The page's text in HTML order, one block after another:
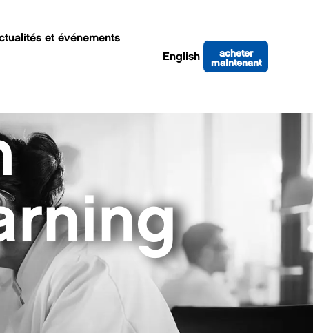
et événements
English
acheter
maintenant